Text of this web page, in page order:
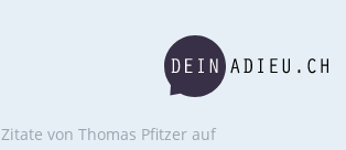
Zitate von Thomas Pfitzer auf